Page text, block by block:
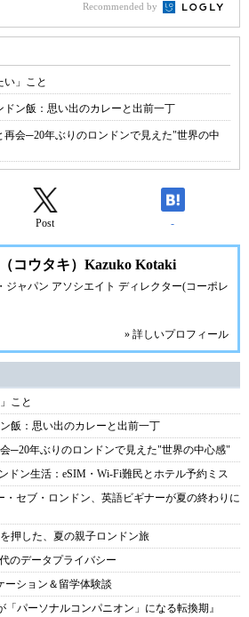
Recommended by
い」こと
ン飯：思い出のカレーと出前一丁
再会─20年ぶりのロンドンで見えた"世界の中
Post -
（コウタキ）Kazuko Kotaki
ジャパン アソシエイト ディレクター(コーポレ
» 詳しいプロフィール
こと
飯：思い出のカレーと出前一丁
─20年ぶりのロンドンで見えた"世界の中心感"
ドン生活：eSIM・Wi-Fi難民とホテル予約ミス
・セブ・ロンドン、英語ビギナーが夏の終わりに
押した、夏の親子ロンドン旅
のデータプライバシー
ーション＆留学体験談
「パーソナルコンパニオン」になる転換期』